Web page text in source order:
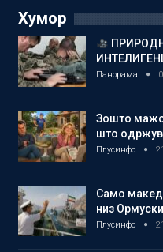
Хумор
Панорама
Зошто
што
Плусинфо
Само
низ
Плусинфо